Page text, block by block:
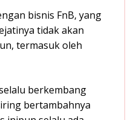
bisnis FnB, yang
tidak akan
termasuk oleh
berkembang
bertambahnya